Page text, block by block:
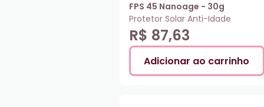
FPS 45 Nanoage - 30g
Protetor Solar Anti-Idade
R$ 87,63
Adicionar ao carrinho